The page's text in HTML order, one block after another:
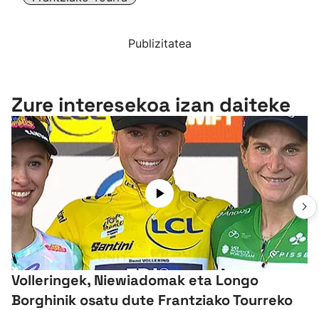
Publizitatea
Zure interesekoa izan daiteke
Volleringek, Niewiadomak eta Longo
Borghinik osatu dute Frantziako Tourreko